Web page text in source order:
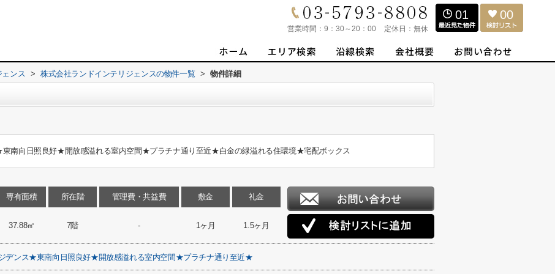
営業時間： 9：30～20：00 定休日： 無休
01 00
ェンス > 株式会社ランドインテリジェンスの物件一覧 > 物件詳細
南向日照良好★開放感溢れる室内空間★プラチナ通り至近★白金の緑溢れる住環境★宅配ボックス
専有面積
37.88㎡
所在階
7階
管理費・共益費
-
敷金
1ヶ月
礼金
1.5ヶ月
デンス★東南向日照良好★開放感溢れる室内空間★プラチナ通り至近★